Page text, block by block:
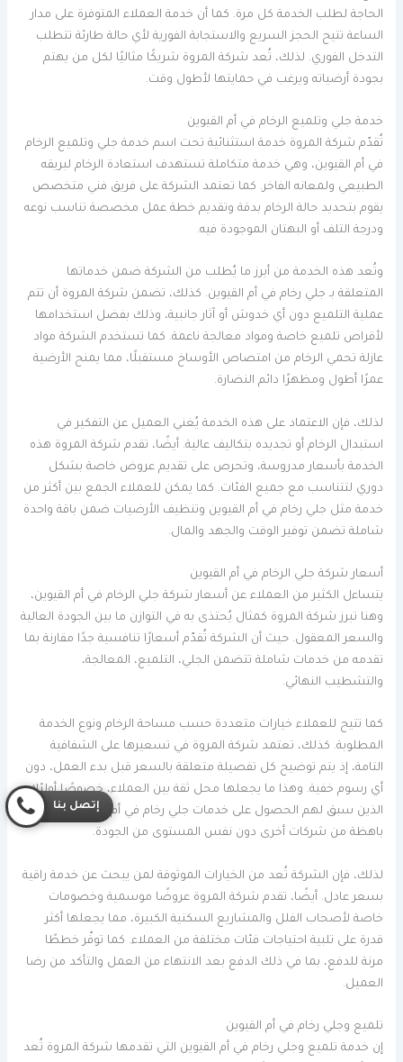
الحاجة لطلب الخدمة كل مرة. كما أن خدمة العملاء المتوفرة على مدار
الساعة تتيح الحجز السريع والاستجابة الفورية لأي حالة طارئة تتطلب
التدخل الفوري. لذلك، تُعد شركة المروة شريكًا مثاليًا لكل من يهتم
بجودة أرضياته ويرغب في حمايتها لأطول وقت.
خدمة جلي وتلميع الرخام في أم القيوين
تُقدّم شركة المروة خدمة استثنائية تحت اسم خدمة جلي وتلميع الرخام
في أم القيوين، وهي خدمة متكاملة تستهدف استعادة الرخام لبريقه
الطبيعي ولمعانه الفاخر. كما تعتمد الشركة على فريق فني متخصص
يقوم بتحديد حالة الرخام بدقة وتقديم خطة عمل مخصصة تناسب نوعه
ودرجة التلف أو البهتان الموجودة فيه.
وتُعد هذه الخدمة من أبرز ما يُطلب من الشركة ضمن خدماتها
المتعلقة بـ جلي رخام في أم القيوين. كذلك، تضمن شركة المروة أن تتم
عملية التلميع دون أي خدوش أو آثار جانبية، وذلك بفضل استخدامها
لأقراص تلميع خاصة ومواد معالجة ناعمة. كما تستخدم الشركة مواد
عازلة تحمي الرخام من امتصاص الأوساخ مستقبلًا، مما يمنح الأرضية
عمرًا أطول ومظهرًا دائم النضارة.
لذلك، فإن الاعتماد على هذه الخدمة يُغني العميل عن التفكير في
استبدال الرخام أو تجديده بتكاليف عالية. أيضًا، تقدم شركة المروة هذه
الخدمة بأسعار مدروسة، وتحرص على تقديم عروض خاصة بشكل
دوري لتتناسب مع جميع الفئات. كما يمكن للعملاء الجمع بين أكثر من
خدمة مثل جلي رخام في أم القيوين وتنظيف الأرضيات ضمن باقة واحدة
شاملة تضمن توفير الوقت والجهد والمال.
أسعار شركة جلي الرخام في أم القيوين
يتساءل الكثير من العملاء عن أسعار شركة جلي الرخام في أم القيوين،
وهنا تبرز شركة المروة كمثال يُحتذى به في التوازن ما بين الجودة العالية
والسعر المعقول. حيث أن الشركة تُقدّم أسعارًا تنافسية جدًا مقارنة بما
تقدمه من خدمات شاملة تتضمن الجلي، التلميع، المعالجة،
والتشطيب النهائي.
كما تتيح للعملاء خيارات متعددة حسب مساحة الرخام ونوع الخدمة
المطلوبة. كذلك، تعتمد شركة المروة في تسعيرها على الشفافية
التامة، إذ يتم توضيح كل تفصيلة متعلقة بالسعر قبل بدء العمل، دون
أي رسوم خفية. وهذا ما يجعلها محل ثقة بين العملاء، خصوصًا أولئك
الذين سبق لهم الحصول على خدمات جلي رخام في أم القيوين بأسعار
باهظة من شركات أخرى دون نفس المستوى من الجودة.
لذلك، فإن الشركة تُعد من الخيارات الموثوقة لمن يبحث عن خدمة راقية
بسعر عادل. أيضًا، تقدم شركة المروة عروضًا موسمية وخصومات
خاصة لأصحاب الفلل والمشاريع السكنية الكبيرة، مما يجعلها أكثر
قدرة على تلبية احتياجات فئات مختلفة من العملاء. كما توفّر خططًا
مرنة للدفع، بما في ذلك الدفع بعد الانتهاء من العمل والتأكد من رضا
العميل.
تلميع وجلي رخام في أم القيوين
إن خدمة تلميع وجلي رخام في أم القيوين التي تقدمها شركة المروة تُعد
إتصل بنا